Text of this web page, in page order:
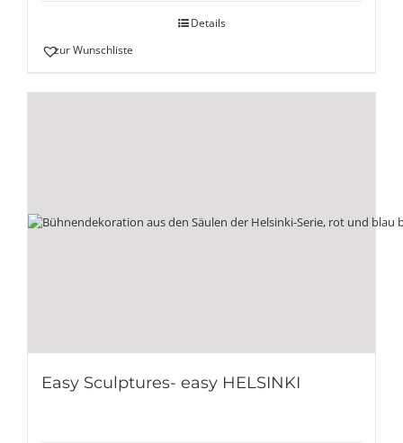
Details
zur Wunschliste
Easy Sculptures- easy HELSINKI